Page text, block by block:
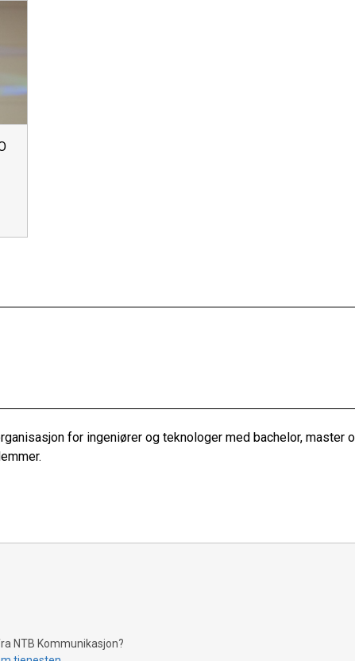
for ingeniører og teknologer med bachelor, master
NTB Kommunikasjon?